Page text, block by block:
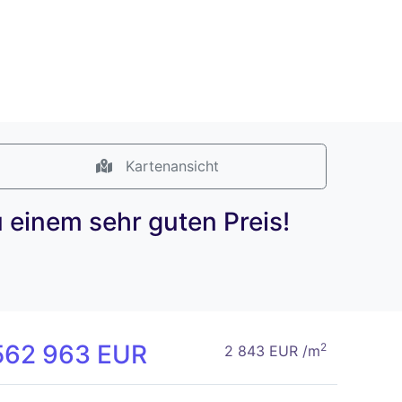
Kartenansicht
sehr guten Preis!
963 EUR 2 843 EUR /m2